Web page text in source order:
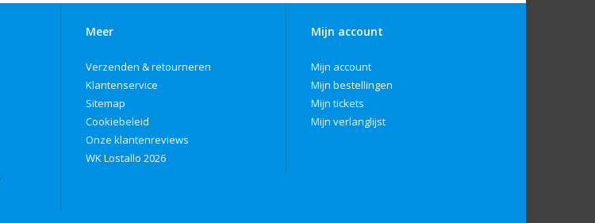
Meer
Verzenden & retourneren
Klantenservice
Sitemap
Cookiebeleid
Onze klantenreviews
WK Lostallo 2026
Mijn account
Mijn account
Mijn bestellingen
Mijn tickets
Mijn verlanglijst